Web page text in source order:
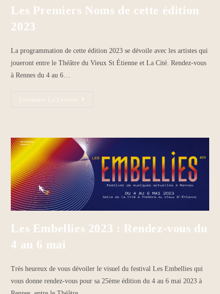
Les Premiers Noms de cette édition
2023
La programmation de cette édition 2023 se dévoile avec les artistes qui
joueront entre le Théâtre du Vieux St Étienne et La Cité. Rendez-vous
à Rennes du 4 au 6…
Continuer La Lecture
Les Embellies 2023 : Rendez-vous du
4 au 6 mai
Très heureux de vous dévoiler le visuel du festival Les Embellies qui
vous donne rendez-vous pour sa 25ème édition du 4 au 6 mai 2023 à